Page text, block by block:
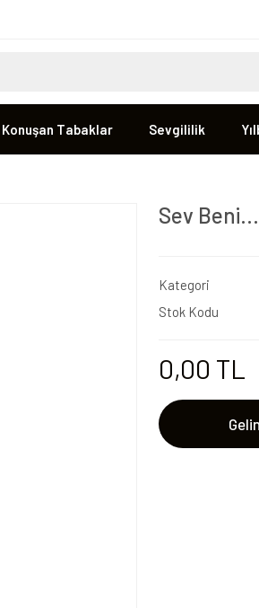
Konuşan Tabaklar Sevgililik
Sev Beni…
Kategori
Stok Kodu
0,00 TL